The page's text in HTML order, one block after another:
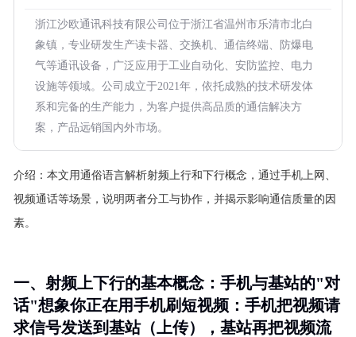
浙江沙欧通讯科技有限公司位于浙江省温州市乐清市北白
象镇，专业研发生产读卡器、交换机、通信终端、防爆电
气等通讯设备，广泛应用于工业自动化、安防监控、电力
设施等领域。公司成立于2021年，依托成熟的技术研发体
系和完备的生产能力，为客户提供高品质的通信解决方
案，产品远销国内外市场。
介绍： 本文用通俗语言解析射频上行和下行概念，通过手机上网、
视频通话等场景，说明两者分工与协作，并揭示影响通信质量的因
素。
一、射频上下行的基本概念：手机与基站的"对
话"想象你正在用手机刷短视频：手机把视频请
求信号发送到基站（上传），基站再把视频流